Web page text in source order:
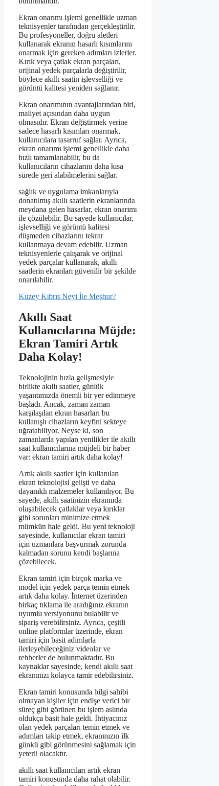
Ekran onarımı işlemi genellikle uzman
teknisyenler tarafından gerçekleştirilir.
Bu profesyoneller, doğru aletleri
kullanarak ekranın hasarlı kısımlarını
onarmak için gereken adımları izlerler.
Kırık veya çatlak ekran parçaları,
orijinal yedek parçalarla değiştirilir,
böylece akıllı saatin işlevselliği ve
görüntü kalitesi yeniden sağlanır.
Ekran onarımının avantajlarından biri,
maliyet açısından daha uygun
olmasıdır. Ekran değiştirmek yerine
sadece hasarlı kısımları onarmak,
kullanıcılara tasarruf sağlar. Ayrıca,
ekran onarımı işlemi genellikle daha
hızlı tamamlanabilir, bu da
kullanıcıların cihazlarını daha kısa
sürede geri alabilmelerini sağlar.
sağlık ve uygulama imkanlarıyla
donatılmış akıllı saatlerin ekranlarında
meydana gelen hasarlar, ekran onarımı
ile çözülebilir. Bu sayede kullanıcılar,
işlevselliği ve görüntü kalitesi
düşmeden cihazlarını tekrar
kullanmaya devam edebilir. Uzman
teknisyenlerle çalışarak ve orijinal
yedek parçalar kullanarak, akıllı
saatlerin ekranları güvenilir bir şekilde
onarılabilir.
Kuzey Kıbrıs Neyi İle Meşhur?
Akıllı Saat
Kullanıcılarına Müjde:
Ekran Tamiri Artık
Daha Kolay!
Teknolojinin hızla gelişmesiyle
birlikte akıllı saatler, günlük
yaşantımızda önemli bir yer edinmeye
başladı. Ancak, zaman zaman
karşılaşılan ekran hasarları bu
kullanışlı cihazların keyfini sekteye
uğratabiliyor. Neyse ki, son
zamanlarda yapılan yenilikler ile akıllı
saat kullanıcılarına müjdeli bir haber
var: ekran tamiri artık daha kolay!
Artık akıllı saatler için kullanılan
ekran teknolojisi gelişti ve daha
dayanıklı malzemeler kullanılıyor. Bu
sayede, akıllı saatinizin ekranında
oluşabilecek çatlaklar veya kırıklar
gibi sorunları minimize etmek
mümkün hale geldi. Bu yeni teknoloji
sayesinde, kullanıcılar ekran tamiri
için uzmanlara başvurmak zorunda
kalmadan sorunu kendi başlarına
çözebilecek.
Ekran tamiri için birçok marka ve
model için yedek parça temin etmek
artık daha kolay. İnternet üzerinden
birkaç tıklama ile aradığınız ekranın
uyumlu versiyonunu bulabilir ve
sipariş verebilirsiniz. Ayrıca, çeşitli
online platformlar üzerinde, ekran
tamiri için basit adımlarla
ilerleyebileceğiniz videolar ve
rehberler de bulunmaktadır. Bu
kaynaklar sayesinde, kendi akıllı saat
ekranınızı kolayca tamir edebilirsiniz.
Ekran tamiri konusunda bilgi sahibi
olmayan kişiler için endişe verici bir
süreç gibi görünen bu işlem aslında
oldukça basit hale geldi. İhtiyacınız
olan yedek parçaları temin etmek ve
adımları takip etmek, ekranınızın ilk
günkü gibi görünmesini sağlamak için
yeterli olacaktır.
akıllı saat kullanıcıları artık ekran
tamiri konusunda daha rahat olabilir.